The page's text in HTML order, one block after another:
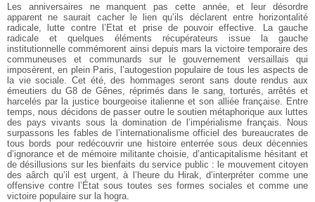
Les anniversaires ne manquent pas cette année, et leur désordre
apparent ne saurait cacher le lien qu’ils déclarent entre horizontalité
radicale, lutte contre l’Etat et prise de pouvoir effective. La gauche
radicale et quelques éléments récupérateurs issue la gauche
institutionnelle commémorent ainsi depuis mars la victoire temporaire des
communeuses et communards sur le gouvernement versaillais qui
imposèrent, en plein Paris, l’autogestion populaire de tous les aspects de
la vie sociale. Cet été, des hommages seront sans doute rendus aux
émeutiers du G8 de Gênes, réprimés dans le sang, torturés, arrêtés et
harcelés par la justice bourgeoise italienne et son alliée française. Entre
temps, nous décidons de passer outre le soutien métaphorique aux luttes
des pays vivants sous la domination de l’impérialisme français. Nous
surpassons les fables de l’internationalisme officiel des bureaucrates de
tous bords pour redécouvrir une histoire enterrée sous deux décennies
d’ignorance et de mémoire militante choisie, d’anticapitalisme hésitant et
de désillusions sur les bienfaits du service public : le mouvement citoyen
des aârch qu’il est urgent, à l’heure du Hirak, d’interpréter comme une
offensive contre l’État sous toutes ses formes sociales et comme une
victoire populaire sur la hogra.